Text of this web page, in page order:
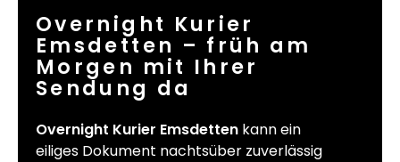
Overnight Kurier
Emsdetten – früh am
Morgen mit Ihrer
Sendung da
Overnight Kurier Emsdetten kann ein
eiliges Dokument nachtsüber zuverlässig